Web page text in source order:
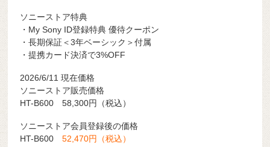
ソニーストア特典
・My Sony ID登録特典 優待クーポン
・長期保証＜3年ベーシック＞付属
・提携カード決済で3%OFF
2026/6/11 現在価格
ソニーストア販売価格
HT-B600 58,300円（税込）
ソニーストア会員登録後の価格
HT-B60052,470円（税込）